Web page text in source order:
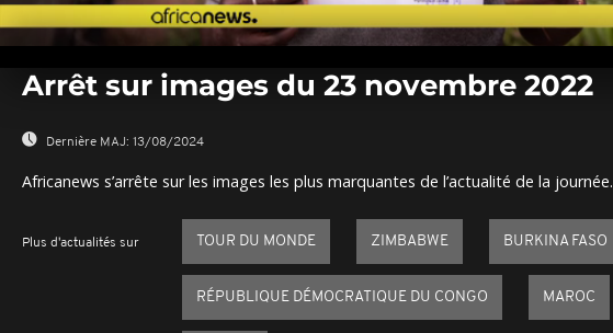
seconds
0%
Arrêt sur images du 23 novembre 2022
Dernière MAJ: 13/08/2024
Africanews s’arrête sur les images les plus marquantes de l’actualité de la journée.
Plus d'actualités sur TOUR DU MONDE ZIMBABWE BURKINA FASO
RÉPUBLIQUE DÉMOCRATIQUE DU CONGO MAROC